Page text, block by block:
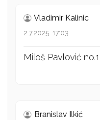
Vladimir Kalinic
2.7.2025. 17:03
Miloš Pavlović no.1
Branislav Ilkić